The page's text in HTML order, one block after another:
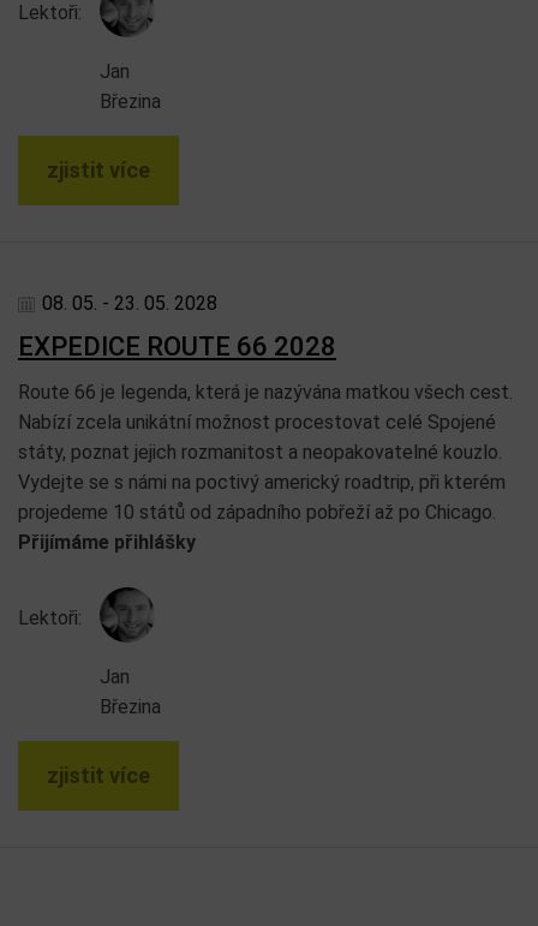
Lektoři:
Jan
Březina
zjistit více
08. 05. - 23. 05. 2028
EXPEDICE ROUTE 66 2028
Route 66 je legenda, která je nazývána matkou všech cest.
Nabízí zcela unikátní možnost procestovat celé Spojené
státy, poznat jejich rozmanitost a neopakovatelné kouzlo.
Vydejte se s námi na poctivý americký roadtrip, při kterém
projedeme 10 států od západního pobřeží až po Chicago.
Přijímáme přihlášky
Lektoři:
Jan
Březina
zjistit více